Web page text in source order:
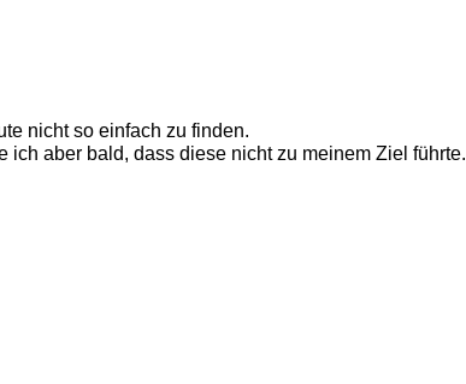
nicht so einfach zu finden.
aber bald, dass diese nicht zu meinem Ziel führte.